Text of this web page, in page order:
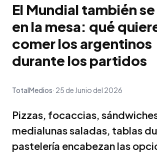
El Mundial también
en la mesa: qué
comer los argentinos
durante los partidos
TotalMedios 25 de Junio del 2026
Pizzas, focaccias,
medialunas saladas, tablas
pastelería encabezan las